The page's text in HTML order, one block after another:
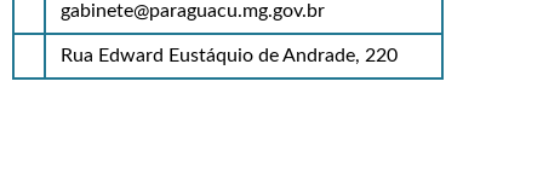
gabinete@paraguacu.mg.gov.br
Rua Edward Eustáquio de Andrade, 220